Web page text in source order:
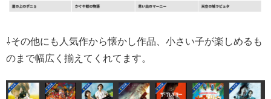
⇩その他にも人気作から懐かし作品、小さい子が楽しめるも
のまで幅広く揃えてくれてます。